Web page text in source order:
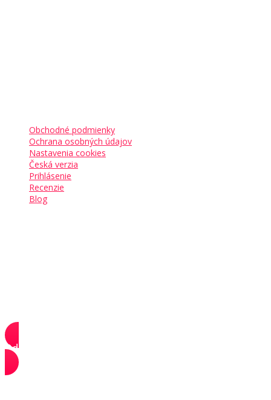
Obchodné podmienky
Ochrana osobných údajov
Nastavenia cookies
Česká verzia
Prihlásenie
Recenzie
Blog
Odoberať newsletter